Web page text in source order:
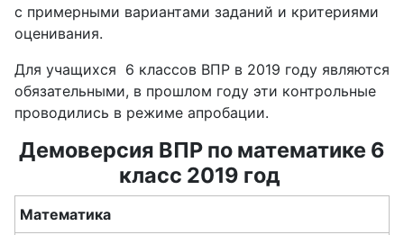
с примерными вариантами заданий и критериями
оценивания.
Для учащихся 6 классов ВПР в 2019 году являются
обязательными, в прошлом году эти контрольные
проводились в режиме апробации.
Демоверсия ВПР по математике 6
класс 2019 год
Математика